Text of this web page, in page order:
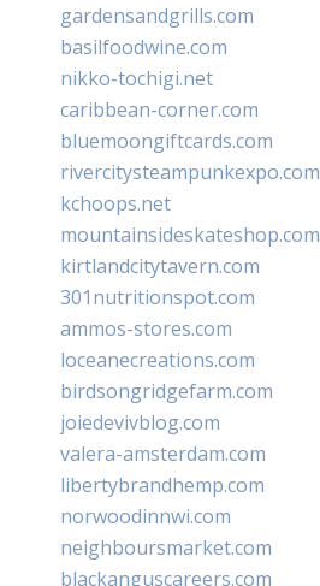
gardensandgrills.com
basilfoodwine.com
nikko-tochigi.net
caribbean-corner.com
bluemoongiftcards.com
rivercitysteampunkexpo.com
kchoops.net
mountainsideskateshop.com
kirtlandcitytavern.com
301nutritionspot.com
ammos-stores.com
loceanecreations.com
birdsongridgefarm.com
joiedevivblog.com
valera-amsterdam.com
libertybrandhemp.com
norwoodinnwi.com
neighboursmarket.com
blackanguscareers.com